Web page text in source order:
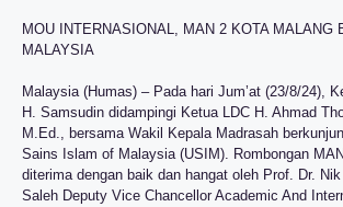
MOU INTERNASIONAL, MAN 2 KOTA MALANG
MALAYSIA
Malaysia (Humas) – Pada hari Jum’at (23/8/24),
H. Samsudin didampingi Ketua LDC H. Ahmad
M.Ed., bersama Wakil Kepala Madrasah
Sains Islam of Malaysia (USIM). Rombongan
diterima dengan baik dan hangat oleh Prof. Dr.
Saleh Deputy Vice Chancellor Academic And